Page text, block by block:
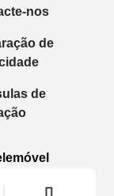
nos
de
de